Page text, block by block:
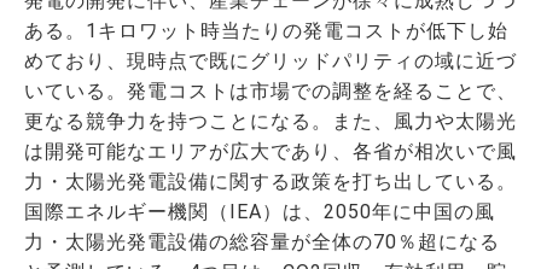
ある。1キロワット時当たりの発電コストが低下し始
めており、現時点で既にグリッドパリティの域に近づ
いている。発電コストは市場での調整を経ることで、
更なる競争力を持つことになる。また、風力や太陽光
は開発可能なエリアが広大であり、各省が相次いで風
力・太陽光発電設備に関する政策を打ち出している。
国際エネルギー機関（IEA）は、2050年に中国の風
力・太陽光発電設備の総容量が全体の70％超になる